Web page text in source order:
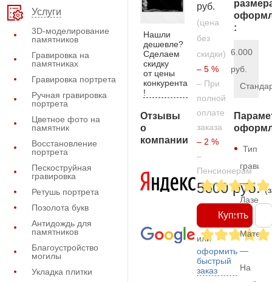
Услуги
3D-моделирование
памятников
Гравировка на
памятниках
Гравировка портрета
Ручная гравировка
портрета
Цветное фото на
памятник
Восстановление
портрета
Пескоструйная
гравировка
Ретушь портрета
Позолота букв
Антидождь для
памятников
Благоустройство
могилы
Укладка плитки
Нашли
дешевле?
Сделаем
скидку
от цены
конкурента
!
Отзывы
о
компании
руб.
(цена
без
скидки)
– 5 %
– При
полной
оплате
заказа
– 2 %
–
Пенсионерам
5600 руб.
Купить
или
оформить
быстрый
заказ
:
6.000
руб.
Тип
—
—
На